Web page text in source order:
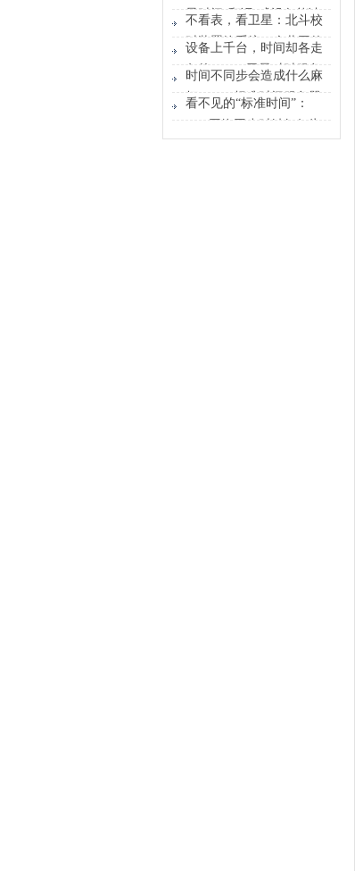
设备
星时间“翻译”成设备能读
懂的信号
不看表，看卫星：北斗校
时装置给系统一个共同的
时间原点
设备上千台，时间却各走
各的？GPS卫星对时服务
器能做什么？
时间不同步会造成什么麻
烦？GPS标准时间服务器
解决的不只是校时
看不见的“标准时间”：
GPS网络同步时钟如何为